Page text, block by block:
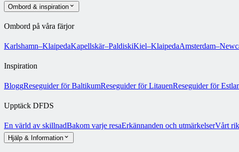
Ombord & inspiration
Ombord på våra färjor
Karlshamn–KlaipedaKapellskär–PaldiskiKiel–Klaipeda
Inspiration
BloggReseguider för BaltikumReseguider för LitauenReseguider för
Upptäck DFDS
En värld av skillnadBakom varje resaErkännanden och utmärkelserVårt
Hjälp & Information